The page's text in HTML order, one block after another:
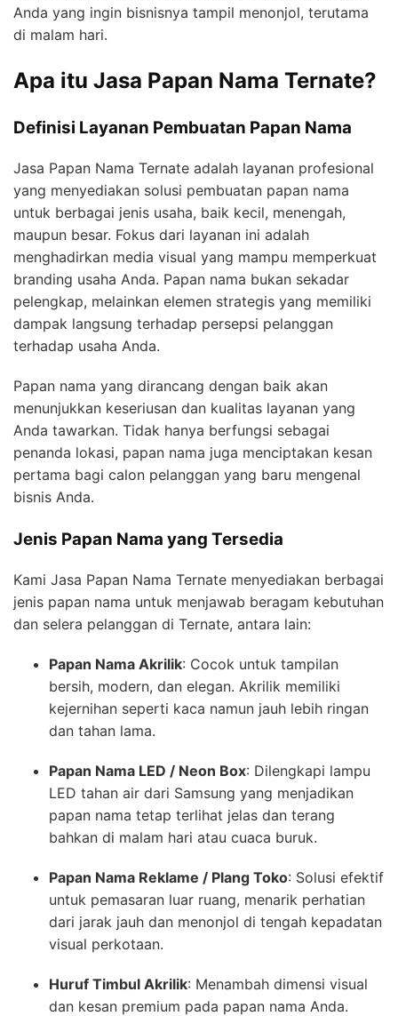
Anda yang ingin bisnisnya tampil menonjol, terutama
di malam hari.
Apa itu Jasa Papan Nama Ternate?
Definisi Layanan Pembuatan Papan Nama
Jasa Papan Nama Ternate adalah layanan profesional
yang menyediakan solusi pembuatan papan nama
untuk berbagai jenis usaha, baik kecil, menengah,
maupun besar. Fokus dari layanan ini adalah
menghadirkan media visual yang mampu memperkuat
branding usaha Anda. Papan nama bukan sekadar
pelengkap, melainkan elemen strategis yang memiliki
dampak langsung terhadap persepsi pelanggan
terhadap usaha Anda.
Papan nama yang dirancang dengan baik akan
menunjukkan keseriusan dan kualitas layanan yang
Anda tawarkan. Tidak hanya berfungsi sebagai
penanda lokasi, papan nama juga menciptakan kesan
pertama bagi calon pelanggan yang baru mengenal
bisnis Anda.
Jenis Papan Nama yang Tersedia
Kami Jasa Papan Nama Ternate menyediakan berbagai
jenis papan nama untuk menjawab beragam kebutuhan
dan selera pelanggan di Ternate, antara lain:
Papan Nama Akrilik: Cocok untuk tampilan
bersih, modern, dan elegan. Akrilik memiliki
kejernihan seperti kaca namun jauh lebih ringan
dan tahan lama.
Papan Nama LED / Neon Box: Dilengkapi lampu
LED tahan air dari Samsung yang menjadikan
papan nama tetap terlihat jelas dan terang
bahkan di malam hari atau cuaca buruk.
Papan Nama Reklame / Plang Toko: Solusi efektif
untuk pemasaran luar ruang, menarik perhatian
dari jarak jauh dan menonjol di tengah kepadatan
visual perkotaan.
Huruf Timbul Akrilik: Menambah dimensi visual
dan kesan premium pada papan nama Anda.